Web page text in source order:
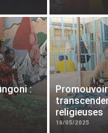
:
religieuses
16/05/2025